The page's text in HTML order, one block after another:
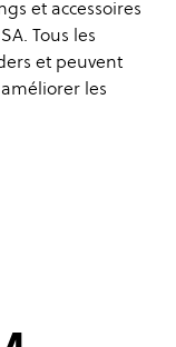
et accessoires
Tous les
et peuvent
les